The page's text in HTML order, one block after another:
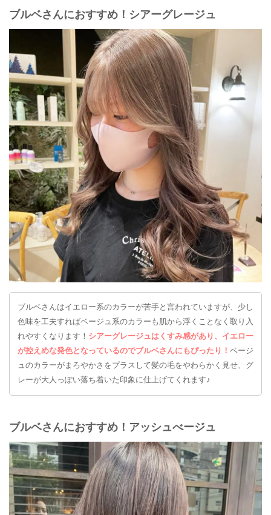
ブルベさんにおすすめ！シアーグレージュ
ブルベさんはイエロー系のカラーが苦手と言われていますが、少し
色味を工夫すればベージュ系のカラーも肌から浮くことなく取り入
れやすくなります！ シアーグレージュはくすみ感があり、イエロー
が控えめな発色となっているのでブルベさんにもぴったり！ ベージ
ュのカラーがまろやかさをプラスして髪の毛をやわらかく見せ、グ
レーが大人っぽい落ち着いた印象に仕上げてくれます♪
ブルベさんにおすすめ！アッシュべージュ